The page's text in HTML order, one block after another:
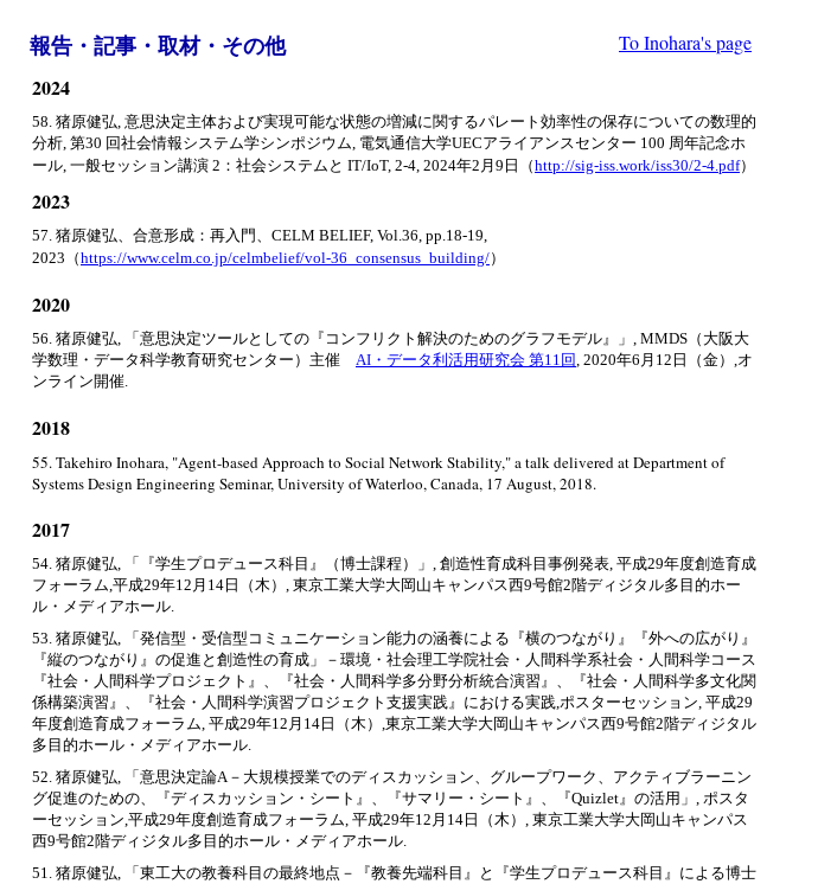
報告・記事・取材・その他 To Inohara's page
2024
58. 猪原健弘, 意思決定主体および実現可能な状態の増減に関するパレート効率性の保存についての数理的
分析, 第30 回社会情報システム学シンポジウム, 電気通信大学UECアライアンスセンター 100 周年記念ホ
ール, 一般セッション講演 2：社会システムと IT/IoT, 2-4, 2024年2月9日（http://sig-iss.work/iss30/2-4.pdf）
2023
57. 猪原健弘、合意形成：再入門、CELM BELIEF, Vol.36, pp.18-19,
2023（https://www.celm.co.jp/celmbelief/vol-36_consensus_building/）
2020
56. 猪原健弘, 「意思決定ツールとしての『コンフリクト解決のためのグラフモデル』」, MMDS（大阪大
学数理・データ科学教育研究センター）主催 AI・データ利活用研究会 第11回, 2020年6月12日（金）,オ
ンライン開催.
2018
55. Takehiro Inohara, "Agent-based Approach to Social Network Stability," a talk delivered at Department of
Systems Design Engineering Seminar, University of Waterloo, Canada, 17 August, 2018.
2017
54. 猪原健弘, 「『学生プロデュース科目』（博士課程）」, 創造性育成科目事例発表, 平成29年度創造育成
フォーラム,平成29年12月14日（木）, 東京工業大学大岡山キャンパス西9号館2階ディジタル多目的ホー
ル・メディアホール.
53. 猪原健弘, 「発信型・受信型コミュニケーション能力の涵養による『横のつながり』『外への広がり』
『縦のつながり』の促進と創造性の育成」－環境・社会理工学院社会・人間科学系社会・人間科学コース
『社会・人間科学プロジェクト』、『社会・人間科学多分野分析統合演習』、『社会・人間科学多文化関
係構築演習』、『社会・人間科学演習プロジェクト支援実践』における実践,ポスターセッション, 平成29
年度創造育成フォーラム, 平成29年12月14日（木）,東京工業大学大岡山キャンパス西9号館2階ディジタル
多目的ホール・メディアホール.
52. 猪原健弘, 「意思決定論A－大規模授業でのディスカッション、グループワーク、アクティブラーニン
グ促進のための、『ディスカッション・シート』、『サマリー・シート』、『Quizlet』の活用」, ポスタ
ーセッション,平成29年度創造育成フォーラム, 平成29年12月14日（木）, 東京工業大学大岡山キャンパス
西9号館2階ディジタル多目的ホール・メディアホール.
51. 猪原健弘, 「東工大の教養科目の最終地点－『教養先端科目』と『学生プロデュース科目』による博士